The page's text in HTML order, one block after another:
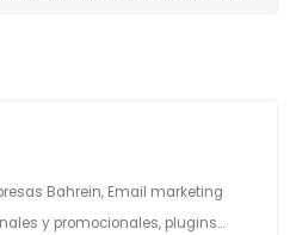
Bahrein, Email marketing
y promocionales, plugins...